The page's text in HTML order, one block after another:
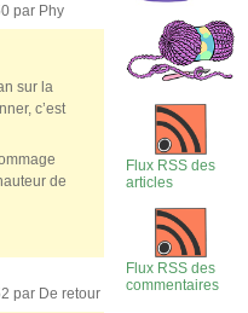
par Phy
sur la
c’est
de
par De retour
Flux RSS des
articles
Flux RSS des
commentaires